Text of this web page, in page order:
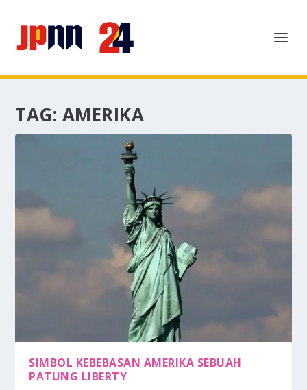
TAG: AMERIKA
SIMBOL KEBEBASAN AMERIKA SEBUAH
PATUNG LIBERTY